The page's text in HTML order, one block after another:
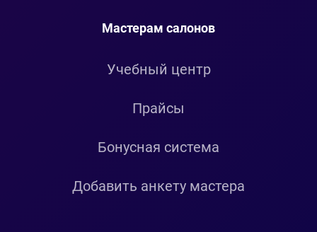
Мастерам салонов
Учебный центр
Прайсы
Бонусная система
Добавить анкету мастера